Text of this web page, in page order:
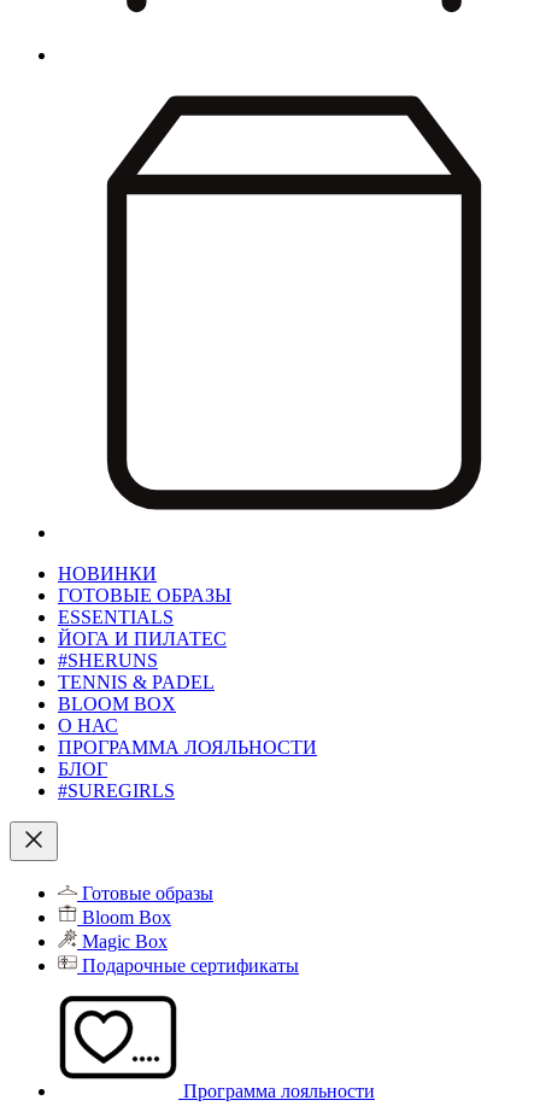
НОВИНКИ
ГОТОВЫЕ ОБРАЗЫ
ESSENTIALS
ЙОГА И ПИЛАТЕС
#SHERUNS
TENNIS & PADEL
BLOOM BOX
О НАС
ПРОГРАММА ЛОЯЛЬНОСТИ
БЛОГ
#SUREGIRLS
Готовые образы
Bloom Box
Magic Box
Подарочные сертификаты
Программа лояльности